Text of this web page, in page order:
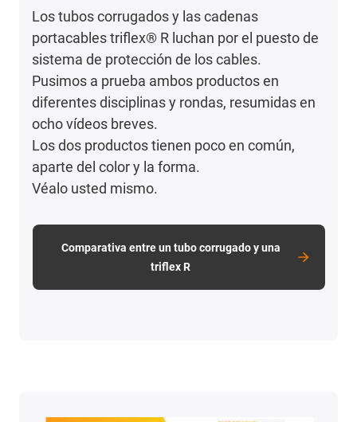
Los tubos corrugados y las cadenas
portacables triflex® R luchan por el puesto de
sistema de protección de los cables.
Pusimos a prueba ambos productos en
diferentes disciplinas y rondas, resumidas en
ocho vídeos breves.
Los dos productos tienen poco en común,
aparte del color y la forma.
Véalo usted mismo.
Comparativa entre un tubo corrugado y una
triflex R